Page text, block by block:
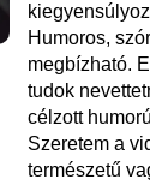
Humoros,
megbízható.
tudok
célzott
Szeretem a
természetű